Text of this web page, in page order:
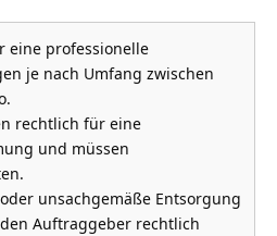
eine professionelle
je nach Umfang zwischen
rechtlich für eine
und müssen
unsachgemäße Entsorgung
Auftraggeber rechtlich